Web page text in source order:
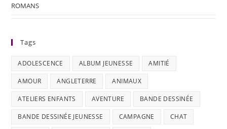
ROMANS
Tags
ADOLESCENCE ALBUM JEUNESSE AMITIÉ
AMOUR ANGLETERRE ANIMAUX
ATELIERS ENFANTS AVENTURE BANDE DESSINÉE
BANDE DESSINÉE JEUNESSE CAMPAGNE CHAT